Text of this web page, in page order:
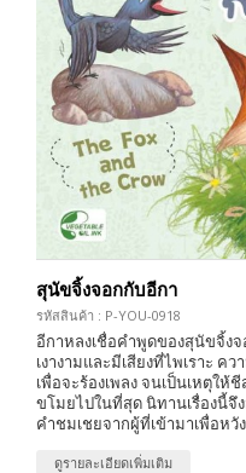
สุนัขจิ้งจอกกับอีกา
รหัสสินค้า : P-YOU-0918
อีกาหลงเชื่อคำพูดของสุนัขจิ้ง
เงางามและมีเสียงที่ไพเราะ ค
เพื่อจะร้องเพลง จนเป็นเหตุใ
ขโมยไปในที่สุด นิทานเรื่องนี้จึ
คำชมเชยจากผู้ที่เข้ามาเพื่อหวั
ดูรายละเอียดเพิ่มเติม